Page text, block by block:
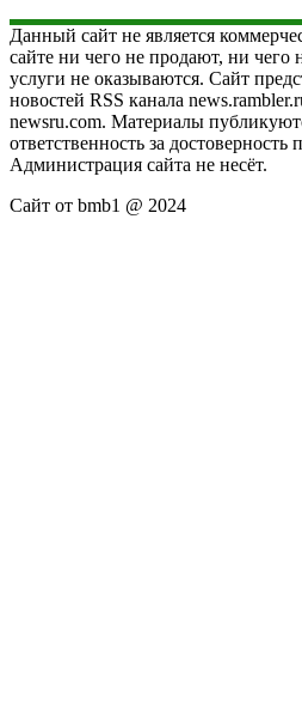
Данный сайт не является
сайте ни чего не продают, ни чего
услуги не оказываются. Сайт
новостей RSS канала
newsru.com. Материалы
ответственность за
Администрация сайта не несёт.
Сайт от bmb1 @ 2024